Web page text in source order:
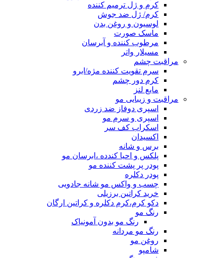
کرم و ژل ترمیم کننده
کرم/ ژل ضد جوش
لوسیون و روغن بدن
ماسک صورت
مرطوب کننده و آبرسان
مسیلار واتر
مراقبت چشم
سرم تقویت کننده مژه/ابرو
کرم دور چشم
مایع لنز
مراقبت و زیبایی مو
اسپری دوفاز ضد زردی
اسپری و سرم مو
اسکراب کف سر
اکسیدان
برس و شانه
پلکس و احیا کندده ،ابرسان مو
پودر پر پشت کننده مو
پودر دکلره
چسب و واکس مو شانه جادویی
خرید کراتین برزیلی
دکو کرم،کرم دکلره و کراتین ارگان
رنگ مو
رنگ مو بدون آمونیاک
رنگ مو مردانه
روغن مو
شامپو